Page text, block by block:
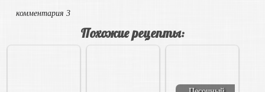
комментария 3
Похожие рецепты: